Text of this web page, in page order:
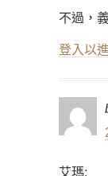
不過，
登入以
艾瑪: